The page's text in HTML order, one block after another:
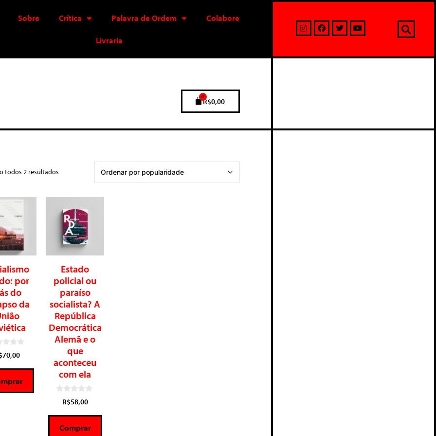
Sobre Crítica Palavra de Ordem Colabore
Livraria
R$0,00
0
todos 2 resultados
por
do
da
70,00
Estado
policial ou
paraíso
socialista? A
República
Democrática
Alemã e o
que
aconteceu
com ela
5
R$58,00
Comprar